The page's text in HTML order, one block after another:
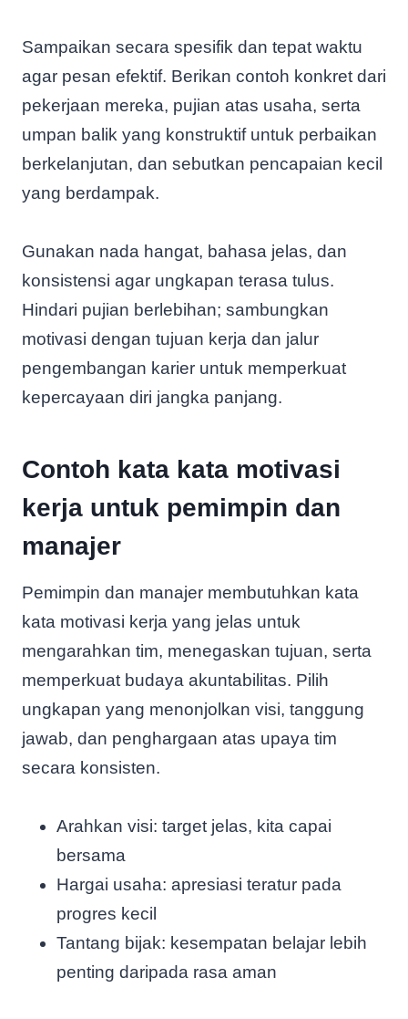
Sampaikan secara spesifik dan tepat waktu
agar pesan efektif. Berikan contoh konkret dari
pekerjaan mereka, pujian atas usaha, serta
umpan balik yang konstruktif untuk perbaikan
berkelanjutan, dan sebutkan pencapaian kecil
yang berdampak.
Gunakan nada hangat, bahasa jelas, dan
konsistensi agar ungkapan terasa tulus.
Hindari pujian berlebihan; sambungkan
motivasi dengan tujuan kerja dan jalur
pengembangan karier untuk memperkuat
kepercayaan diri jangka panjang.
Contoh kata kata motivasi
kerja untuk pemimpin dan
manajer
Pemimpin dan manajer membutuhkan kata
kata motivasi kerja yang jelas untuk
mengarahkan tim, menegaskan tujuan, serta
memperkuat budaya akuntabilitas. Pilih
ungkapan yang menonjolkan visi, tanggung
jawab, dan penghargaan atas upaya tim
secara konsisten.
Arahkan visi: target jelas, kita capai
bersama
Hargai usaha: apresiasi teratur pada
progres kecil
Tantang bijak: kesempatan belajar lebih
penting daripada rasa aman